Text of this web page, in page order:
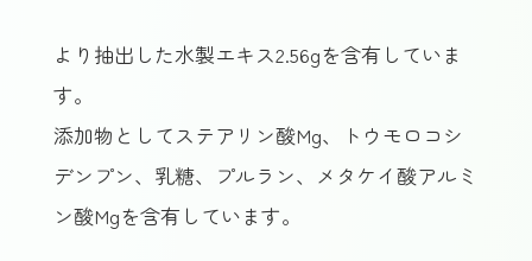
より抽出した水製エキス2.56gを含有していま
す。
添加物としてステアリン酸Mg、トウモロコシ
デンプン、乳糖、プルラン、メタケイ酸アルミ
ン酸Mgを含有しています。